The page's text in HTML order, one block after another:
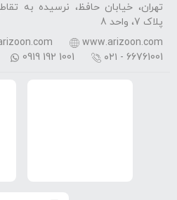
تهران، خیابان حافظ، نرسیده به
پلاک 7، واحد 8
www.arizoon.com
۰۲۱ - 66761001
0919 192 1001